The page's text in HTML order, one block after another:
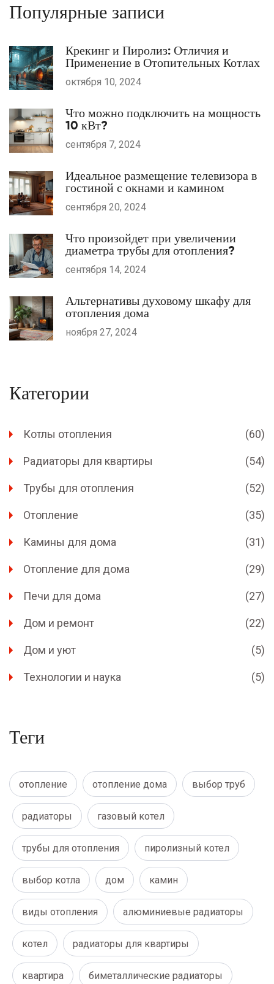
Популярные записи
Крекинг и Пиролиз: Отличия и
Применение в Отопительных Котлах
октября 10, 2024
Что можно подключить на мощность
10 кВт?
сентября 7, 2024
Идеальное размещение телевизора в
гостиной с окнами и камином
сентября 20, 2024
Что произойдет при увеличении
диаметра трубы для отопления?
сентября 14, 2024
Альтернативы духовому шкафу для
отопления дома
ноября 27, 2024
Категории
Котлы отопления (60)
Радиаторы для квартиры (54)
Трубы для отопления (52)
Отопление (35)
Камины для дома (31)
Отопление для дома (29)
Печи для дома (27)
Дом и ремонт (22)
Дом и уют (5)
Технологии и наука (5)
Теги
отопление отопление дома выбор труб
радиаторы газовый котел
трубы для отопления пиролизный котел
выбор котла дом камин
виды отопления алюминиевые радиаторы
котел радиаторы для квартиры
квартира биметаллические радиаторы